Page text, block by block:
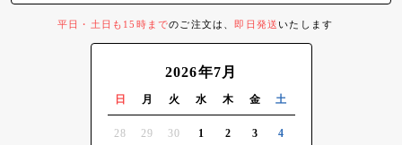
平日・土日も15時までのご注文は、 即日発送 いたします
2026年7月
日 月 火 水 木 金 土
28 29 30 1 2 3
4